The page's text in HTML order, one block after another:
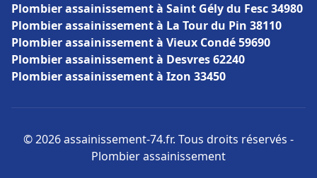
Plombier assainissement à Saint Gély du Fesc 34980
Plombier assainissement à La Tour du Pin 38110
Plombier assainissement à Vieux Condé 59690
Plombier assainissement à Desvres 62240
Plombier assainissement à Izon 33450
© 2026 assainissement-74.fr. Tous droits réservés -
Plombier assainissement